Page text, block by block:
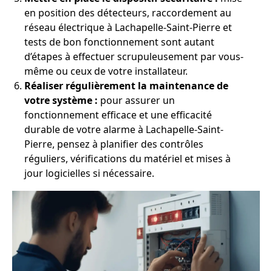
en position des détecteurs, raccordement au
réseau électrique à Lachapelle-Saint-Pierre et
tests de bon fonctionnement sont autant
d’étapes à effectuer scrupuleusement par vous-
même ou ceux de votre installateur.
Réaliser régulièrement la maintenance de
votre système : pour assurer un
fonctionnement efficace et une efficacité
durable de votre alarme à Lachapelle-Saint-
Pierre, pensez à planifier des contrôles
réguliers, vérifications du matériel et mises à
jour logicielles si nécessaire.